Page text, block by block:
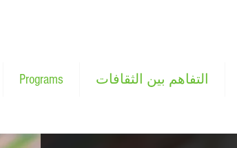
Programs التفاهم بين الثقافات